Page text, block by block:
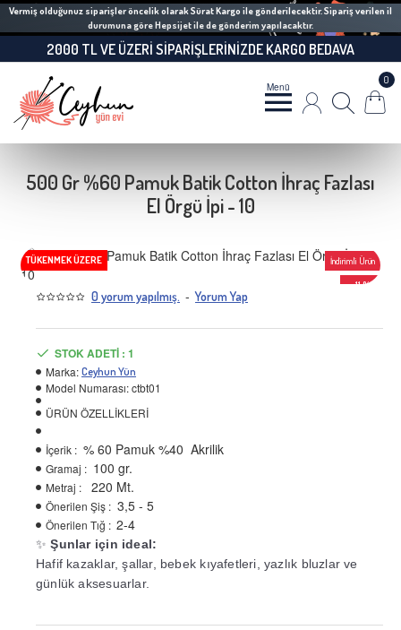
Vermiş olduğunuz siparişler öncelik olarak Sürat Kargo ile gönderilecektir. Sipariş verilen il
durumuna göre Hepsijet ile de gönderim yapılacaktır.
2000 TL VE ÜZERI SIPARIŞLERINIZDE KARGO BEDAVA
0
500 Gr %60 Pamuk Batik Cotton İhraç Fazlası
El Örgü İpi - 10
İndirimli Ürün
TÜKENMEK ÜZERE
-11 %
0 yorum yapılmış. - Yorum Yap
STOK ADETI : 1
Marka: Ceyhun Yün
Model Numarası:ctbt01
ÜRÜN ÖZELLİKLERİ
İçerik : % 60 Pamuk %40 Akrilik
Gramaj : 100 gr.
Metraj : 220 Mt.
Önerilen Şiş : 3,5 - 5
Önerilen Tığ : 2-4
✨Şunlar için ideal:
Hafif kazaklar, şallar, bebek kıyafetleri, yazlık bluzlar ve
günlük aksesuarlar.